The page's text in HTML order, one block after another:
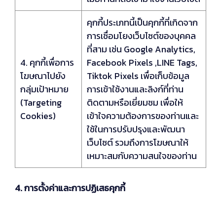
4. คุกกี้เพื่อการ
โฆษณาไปยัง
กลุ่มเป้าหมาย
(Targeting
Cookies)
คุกกี้ประเภทนี้เป็นคุกกี้ที่เกิดจาก
การเชื่อมโยงเว็บไซต์ของบุคคล
ที่สาม เช่น Google Analytics,
Facebook Pixels ,LINE Tags,
Tiktok Pixels เพื่อเก็บข้อมูล
การเข้าใช้งานและลิงก์ที่ท่าน
ติดตามหรือเยี่ยมชม เพื่อให้
เข้าใจความต้องการของท่านและ
ใช้ในการปรับปรุงและพัฒนา
เว็บไซต์ รวมถึงการโฆษณาให้
เหมาะสมกับความสนใจของท่าน
4. การตั้งค่าและการปฏิเสธคุกกี้